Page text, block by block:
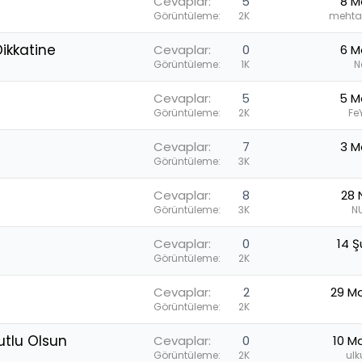
Görüntüleme 2K
Cevaplar 0
Görüntüleme 1K
6
Cevaplar 5
Görüntüleme 2K
5
Cevaplar 7
Görüntüleme 3K
3
Cevaplar 8
Görüntüleme 3K
28
Cevaplar 0
Görüntüleme 2K
14
Cevaplar 2
Görüntüleme 2K
29
Olsun Cevaplar 0
Görüntüleme 2K
10